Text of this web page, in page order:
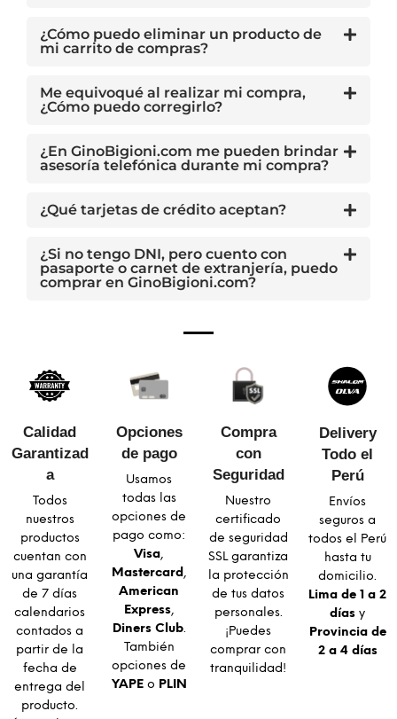
¿Cómo puedo eliminar un producto de
mi carrito de compras?
Me equivoqué al realizar mi compra,
¿Cómo puedo corregirlo?
¿En GinoBigioni.com me pueden brindar
asesoría telefónica durante mi compra?
¿Qué tarjetas de crédito aceptan?
¿Si no tengo DNI, pero cuento con
pasaporte o carnet de extranjería, puedo
comprar en GinoBigioni.com?
Calidad
Garantizad
a​
Todos
nuestros
productos
cuentan con
una garantía
de 7 días
calendarios
contados a
partir de la
fecha de
entrega del
producto.
Opciones
de pago
Usamos
todas las
opciones de
pago como:
Visa,
Mastercard,
American
Express,
Diners Club.
También
opciones de
YAPEo PLIN
Compra
con
Seguridad​
Nuestro
certificado
de seguridad
SSL garantiza
la protección
de tus datos
personales.
¡Puedes
comprar con
tranquilidad!
Delivery
Todo el
Perú
Envíos
seguros a
todos el Perú
hasta tu
domicilio.
Lima de 1 a 2
días y
Provincia de
2 a 4 días